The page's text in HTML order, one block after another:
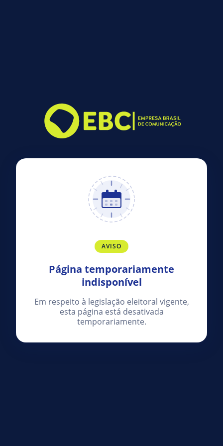
AVISO
Página temporariamente
indisponível
Em respeito à legislação eleitoral vigente,
esta página está desativada
temporariamente.